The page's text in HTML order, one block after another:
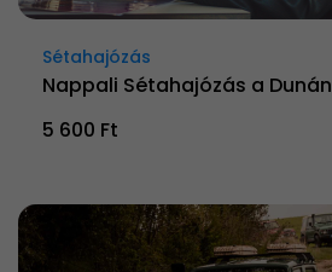
Sétahajózás
Nappali Sétahajózás a Dunán
5 600 Ft